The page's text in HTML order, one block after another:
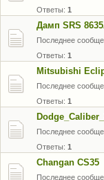
Ответы: 1
Дамп SRS
Последнее
Ответы: 1
Mitsubishi
Последнее
Ответы: 1
Последнее
Ответы: 1
Changan CS35
Последнее